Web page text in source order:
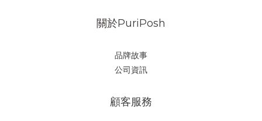
關於PuriPosh
品牌故事
公司資訊
顧客服務